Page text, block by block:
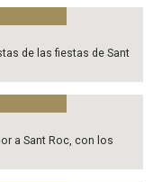
de las fiestas de Sant
a Sant Roc, con los